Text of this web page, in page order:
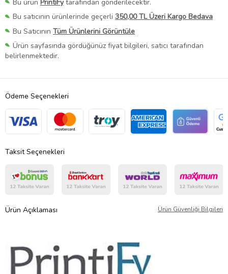
Bu ürün PrintiFytarafından gönderilecektir.
Bu satıcının ürünlerinde geçerli 350,00 TL Üzeri Kargo Bedava
Bu Satıcının Tüm Ürünlerini Görüntüle
Ürün sayfasında gördüğünüz fiyat bilgileri, satıcı tarafından
belirlenmektedir.
Ödeme Seçenekleri
Taksit Seçenekleri
Ürün Açıklaması Ürün Güvenliği Bilgileri